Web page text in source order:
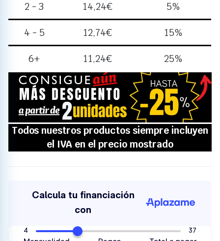
2 - 3 14,24€ 5%
4 - 5 12,74€ 15%
6+ 11,24€ 25%